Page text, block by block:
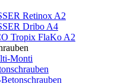
Retinox A2
Dribo A4
Tropix FlaKo A2
Monti